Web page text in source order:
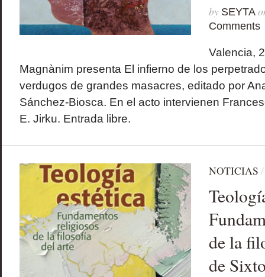
by SEYTA
Comments
Valencia,
Magnànim presenta El infierno de los
verdugos de grandes masacres, editado por
Sánchez-Biosca. En el acto intervienen
E. Jirku. Entrada libre.
NOTICIAS
de la
de